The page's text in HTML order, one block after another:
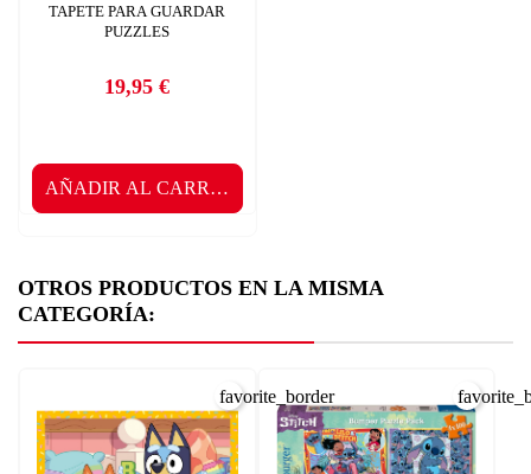
TAPETE PARA GUARDAR
PUZZLES
Precio
19,95 €
AÑADIR AL CARRITO
OTROS PRODUCTOS EN LA MISMA
CATEGORÍA:
favorite_border